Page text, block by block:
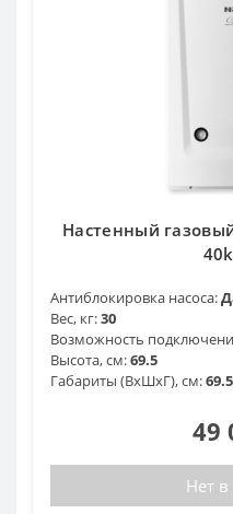
Настенный
Антиблокировка насоса:
Вес, кг:30
Возможность
Высота, см:69.5
Габариты (ВхШхГ), см:
49
Нет